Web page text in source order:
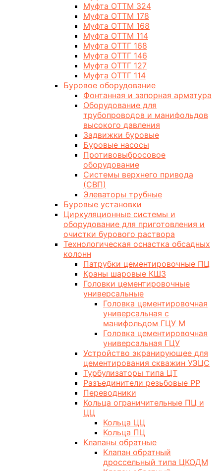
Муфта ОТТМ 324
Муфта ОТТМ 178
Муфта ОТТМ 168
Муфта ОТТМ 114
Муфта ОТТГ 168
Муфта ОТТГ 146
Муфта ОТТГ 127
Муфта ОТТГ 114
Буровое оборудование
Фонтанная и запорная арматура
Оборудование для
трубопроводов и манифольдов
высокого давления
Задвижки буровые
Буровые насосы
Противовыбросовое
оборудование
Системы верхнего привода
(СВП)
Элеваторы трубные
Буровые установки
Циркуляционные системы и
оборудование для приготовления и
очистки бурового раствора
Технологическая оснастка обсадных
колонн
Патрубки цементировочные ПЦ
Краны шаровые КШЗ
Головки цементировочные
универсальные
Головка цементировочная
универсальная с
манифольдом ГЦУ М
Головка цементировочная
универсальная ГЦУ
Устройство экранирующее для
цементирования скважин УЭЦС
Турбулизаторы типа ЦТ
Разъединители резьбовые РР
Переводники
Кольца ограничительные ПЦ и
ЦЦ
Кольца ЦЦ
Кольца ПЦ
Клапаны обратные
Клапан обратный
дроссельный типа ЦКОДМ